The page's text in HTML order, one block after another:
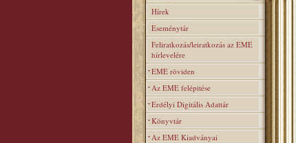
Hírek
Eseménytár
Feliratkozás/leiratkozás az EME
hírlevelére
EME röviden
Az EME felépitése
Erdélyi Digitális Adattár
Könyvtár
Az EME Kiadványai